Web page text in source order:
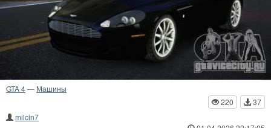
GTA 4— Машины
220
37
milcin7